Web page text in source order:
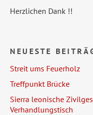
Herzlichen Dank !!
NEUESTE
Streit ums Feuerholz
Treffpunkt Brücke
Sierra leonische
Verhandlungstisch